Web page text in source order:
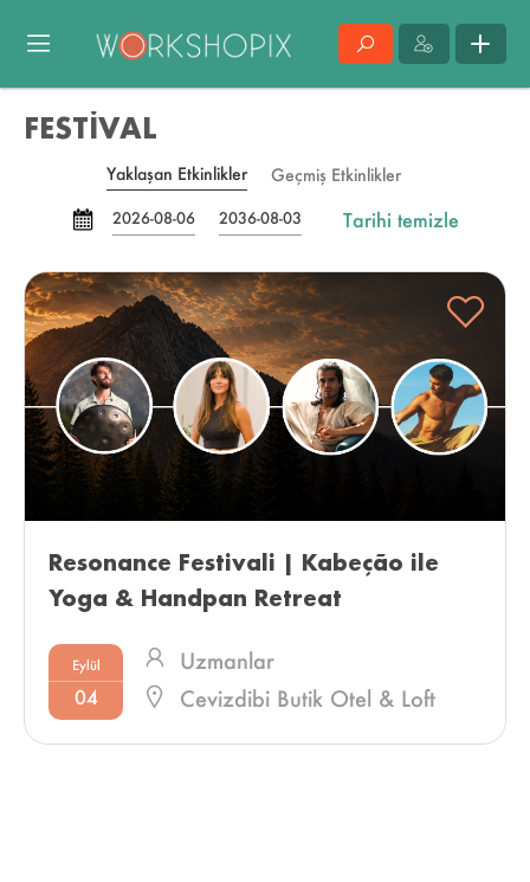
FESTİVAL
Yaklaşan Etkinlikler Geçmiş Etkinlikler
2026-08-06 2036-08-03 Tarihi temizle
Resonance Festivali | Kabeção ile
Yoga & Handpan Retreat
Eylül
04
Uzmanlar
Cevizdibi Butik Otel & Loft